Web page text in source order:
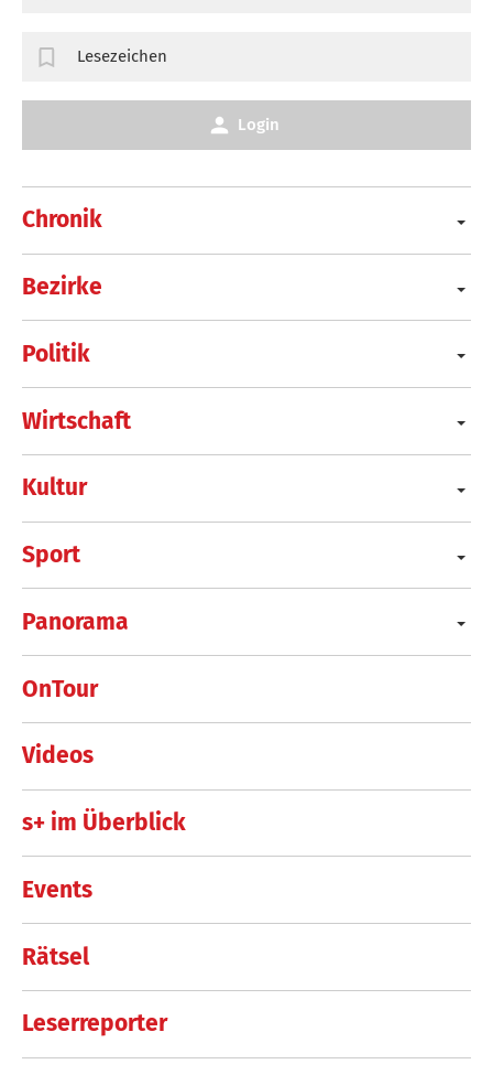
Chronik
Bezirke
Politik
Wirtschaft
Kultur
Sport
Panorama
OnTour
Videos
s+ im Überblick
Events
Rätsel
Leserreporter
Lesezeichen
Login